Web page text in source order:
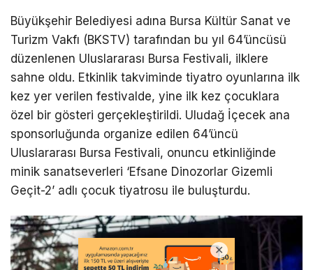
Büyükşehir Belediyesi adına Bursa Kültür Sanat ve
Turizm Vakfı (BKSTV) tarafından bu yıl 64’üncüsü
düzenlenen Uluslararası Bursa Festivali, ilklere
sahne oldu. Etkinlik takviminde tiyatro oyunlarına ilk
kez yer verilen festivalde, yine ilk kez çocuklara
özel bir gösteri gerçekleştirildi. Uludağ İçecek ana
sponsorluğunda organize edilen 64’üncü
Uluslararası Bursa Festivali, onuncu etkinliğinde
minik sanatseverleri ‘Efsane Dinozorlar Gizemli
Geçit-2’ adlı çocuk tiyatrosu ile buluşturdu.